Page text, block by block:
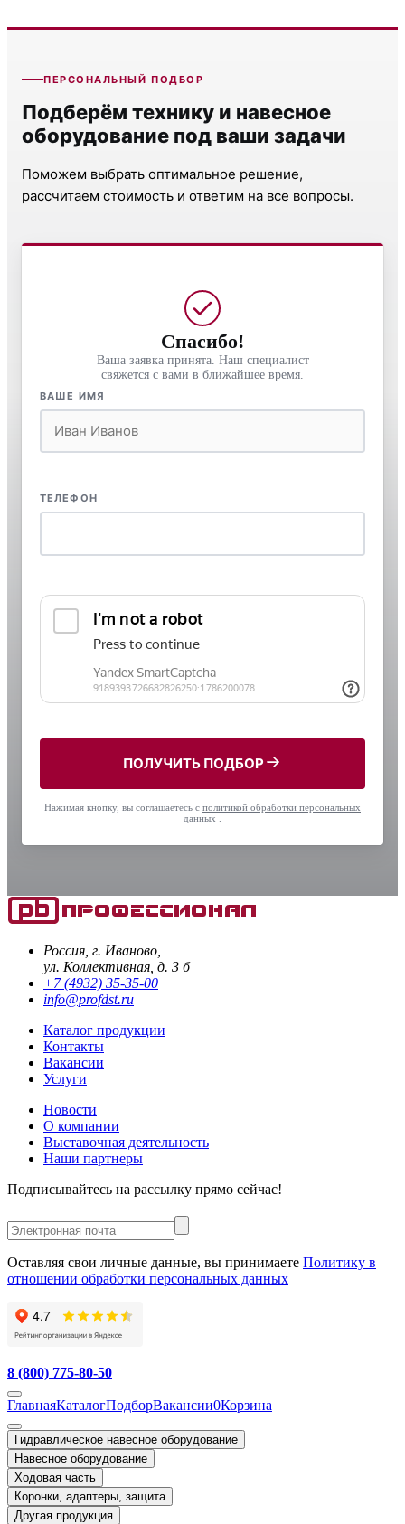
ПЕРСОНАЛЬНЫЙ ПОДБОР
Подберём технику и навесное
оборудование под ваши задачи
Поможем выбрать оптимальное решение,
рассчитаем стоимость и ответим на все вопросы.
Спасибо!
Ваша заявка принята. Наш специалист
свяжется с вами в ближайшее время.
ВАШЕ ИМЯ
ТЕЛЕФОН
ПОЛУЧИТЬ ПОДБОР
Нажимая кнопку, вы соглашаетесь с политикой обработки персональных
данных
Россия, г. Иваново,
ул. Коллективная, д. 3 б
+7 (4932) 35-35-00
info@profdst.ru
Каталог продукции
Контакты
Вакансии
Услуги
Новости
О компании
Выставочная деятельность
Наши партнеры
Подписывайтесь на рассылку прямо сейчас!
Оставляя свои личные данные, вы принимаете Политику в
отношении обработки персональных данных
8 (800) 775-80-50
ГлавнаяКаталогПодборВакансии0Корзина
Гидравлическое навесное оборудование
Навесное оборудование
Ходовая часть
Коронки, адаптеры, защита
Другая продукция